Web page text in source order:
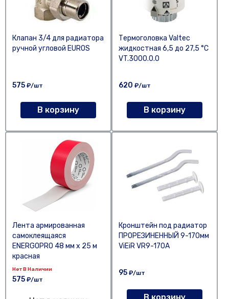
Клапан 3/4 для радиатора
ручной угловой EUROS
575 ₽/шт
В корзину
Термоголовка Valtec
жидкостная 6,5 до 27,5 °С
VT.3000.0.0
620 ₽/шт
В корзину
Лента армированная
самоклеящаяся
ENERGOPRO 48 мм х 25 м
красная
Нет В Наличии
575 ₽/шт
Кронштейн под радиатор
ПРОРЕЗИНЕННЫЙ 9-170мм
ViEiR VR9-170A
95 ₽/шт